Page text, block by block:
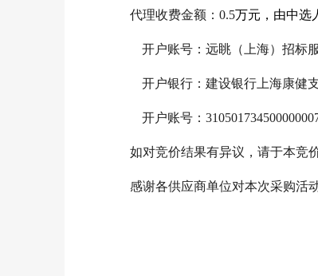
代理收费金额：0.5万元，由中选
开户账号：远眺（上海）招标
开户银行：建设银行上海康健
开户账号：
如对竞价结果有异议，请于本竞
感谢各供应商单位对本次采购活